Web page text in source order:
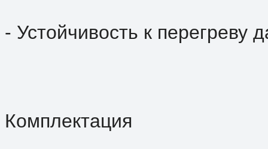
- Устойчивость к перегреву
Комплектация